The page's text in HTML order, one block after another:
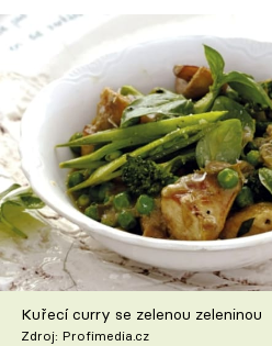
Témata
Recepty
Články
TV Program
Škola vaření
Recepty z TV
Kuřecí curry se zelenou zeleninou
Zdroj: Profimedia.cz